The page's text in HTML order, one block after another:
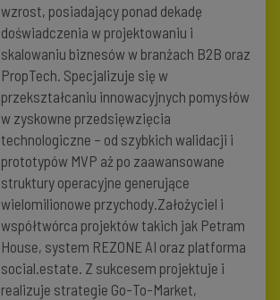
wzrost, posiadający ponad dekadę
doświadczenia w projektowaniu i
skalowaniu biznesów w branżach B2B oraz
PropTech. Specjalizuje się w
przekształcaniu innowacyjnych pomysłów
w zyskowne przedsięwzięcia
technologiczne – od szybkich walidacji i
prototypów MVP aż po zaawansowane
struktury operacyjne generujące
wielomilionowe przychody.Założyciel i
współtwórca projektów takich jak Petram
House, system REZONE AI oraz platforma
social.estate. Z sukcesem projektuje i
realizuje strategie Go-To-Market,